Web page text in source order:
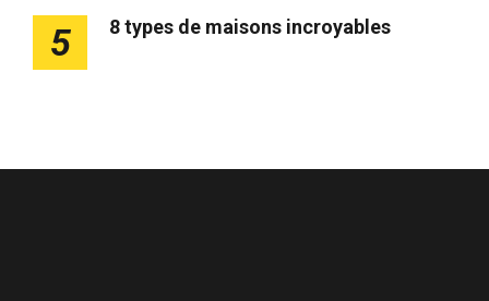
5 8 types de maisons incroyables